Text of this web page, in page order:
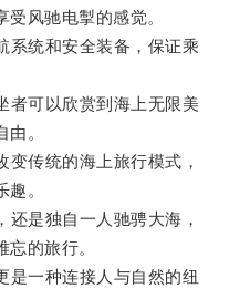
风驰电掣的感觉。
统和安全装备，保证乘
可以欣赏到海上无限美
。
传统的海上旅行模式，
。
是独自一人驰骋大海，
的旅行。
一种连接人与自然的纽